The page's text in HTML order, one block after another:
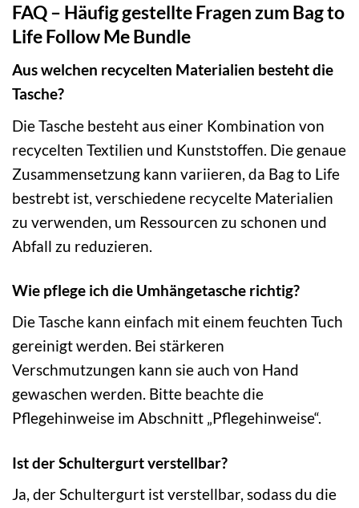
FAQ – Häufig gestellte Fragen zum Bag to
Life Follow Me Bundle
Aus welchen recycelten Materialien besteht die
Tasche?
Die Tasche besteht aus einer Kombination von
recycelten Textilien und Kunststoffen. Die genaue
Zusammensetzung kann variieren, da Bag to Life
bestrebt ist, verschiedene recycelte Materialien
zu verwenden, um Ressourcen zu schonen und
Abfall zu reduzieren.
Wie pflege ich die Umhängetasche richtig?
Die Tasche kann einfach mit einem feuchten Tuch
gereinigt werden. Bei stärkeren
Verschmutzungen kann sie auch von Hand
gewaschen werden. Bitte beachte die
Pflegehinweise im Abschnitt „Pflegehinweise“.
Ist der Schultergurt verstellbar?
Ja, der Schultergurt ist verstellbar, sodass du die